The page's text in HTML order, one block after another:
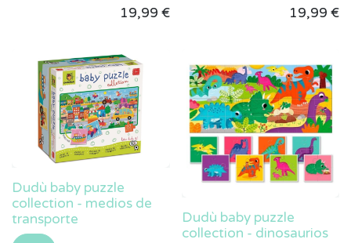
19,99 €
19,99 €
Dudù baby puzzle
collection - medios de
transporte
Dudù baby puzzle
collection - dinosaurios